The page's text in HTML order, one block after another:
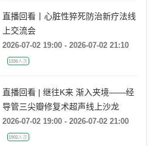
直播回看丨心脏性猝死防治新疗法线
上交流会
2026-07-02 19:00 - 2026-07-02 21:10
1336人次
直播回看 | 继往K来 渐入夹境——经
导管三尖瓣修复术超声线上沙龙
2026-07-02 19:00 - 2026-07-02 21:00
1902人次